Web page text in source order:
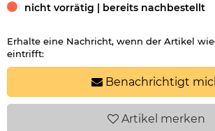
nicht vorrätig | bereits nachbestellt
Erhalte eine Nachricht, wenn der Artikel
eintrifft:
Benachrichtigt
Artikel merken